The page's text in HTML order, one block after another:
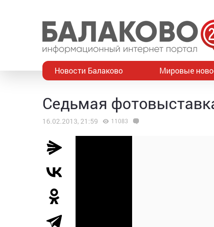
Новости Балаково Мировые
Седьмая
16.02.2013, 21:59 11083